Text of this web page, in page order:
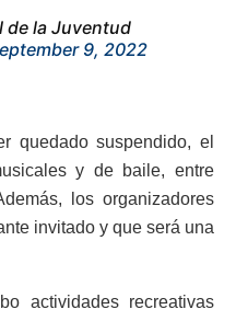
la Juventud
9, 2022
quedado suspendido, el
y de baile, entre
los organizadores
invitado y que será una
actividades recreativas